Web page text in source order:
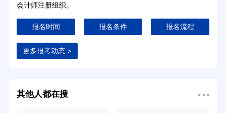
会计师注册组织。
报名时间 报名条件 报名流程
更多报考动态 >
其他人都在搜